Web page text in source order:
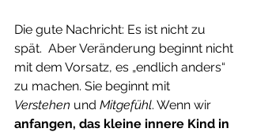
Die gute Nachricht: Es ist nicht zu
spät.  Aber Veränderung beginnt nicht
mit dem Vorsatz, es „endlich anders“
zu machen. Sie beginnt mit
Verstehen und Mitgefühl. Wenn wir
anfangen, das kleine innere Kind in